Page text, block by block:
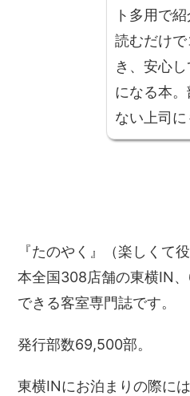
ト多用で紹
読むだけ
き、安心
になる本
ない上司に
『たのやく』（楽しくて
本全国308店舗の東横IN
できる客室専門誌です。
発行部数69,500部。
東横INにお泊まりの際に